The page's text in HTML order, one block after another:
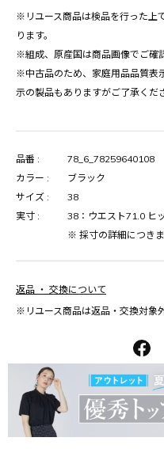
※リユース商品は検品を行った上
ります。
※組成、原産国は商品画像でご確
※中古品のため、家庭用品品質表
示の製品もありますがご了承くだ
品番 :
78_6_78259640108
カラー :
ブラック
サイズ :
38
実寸 :
38：ウエスト71.0 ヒ
※ 採寸の詳細につきま
返品 ・ 交換について
※リユース商品は返品・交換対象